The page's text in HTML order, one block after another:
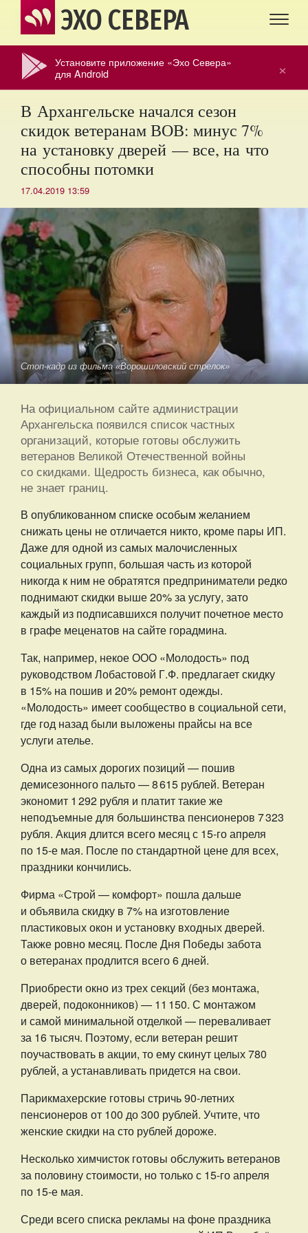
ЭХО СЕВЕРА
×
Установите приложение «Эхо Севера»
для Android
В Архангельске начался сезон
скидок ветеранам ВОВ: минус 7%
на установку дверей — все, на что
способны потомки
17.04.2019 13:59
Стоп-кадр из фильма «Ворошиловский стрелок»
На официальном сайте администрации
Архангельска появился список частных
организаций, которые готовы обслужить
ветеранов Великой Отечественной войны
со скидками. Щедрость бизнеса, как обычно,
не знает границ.
В опубликованном списке особым желанием
снижать цены не отличается никто, кроме пары ИП.
Даже для одной из самых малочисленных
социальных групп, большая часть из которой
никогда к ним не обратятся предприниматели редко
поднимают скидки выше 20% за услугу, зато
каждый из подписавшихся получит почетное место
в графе меценатов на сайте горадмина.
Так, например, некое ООО «Молодость» под
руководством Лобастовой Г.Ф. предлагает скидку
в 15% на пошив и 20% ремонт одежды.
«Молодость» имеет сообщество в социальной сети,
где год назад были выложены прайсы на все
услуги ателье.
Одна из самых дорогих позиций — пошив
демисезонного пальто — 8 615 рублей. Ветеран
экономит 1 292 рубля и платит такие же
неподъемные для большинства пенсионеров 7 323
рубля. Акция длится всего месяц с 15-го апреля
по 15-е мая. После по стандартной цене для всех,
праздники кончились.
Фирма «Строй — комфорт» пошла дальше
и объявила скидку в 7% на изготовление
пластиковых окон и установку входных дверей.
Также ровно месяц. После Дня Победы забота
о ветеранах продлится всего 6 дней.
Приобрести окно из трех секций (без монтажа,
дверей, подоконников) — 11 150. С монтажом
и самой минимальной отделкой — переваливает
за 16 тысяч. Поэтому, если ветеран решит
поучаствовать в акции, то ему скинут целых 780
рублей, а устанавливать придется на свои.
Парикмахерские готовы стричь 90-летних
пенсионеров от 100 до 300 рублей. Учтите, что
женские скидки на сто рублей дороже.
Несколько химчисток готовы обслужить ветеранов
за половину стоимости, но только с 15-го апреля
по 15-е мая.
Среди всего списка рекламы на фоне праздника